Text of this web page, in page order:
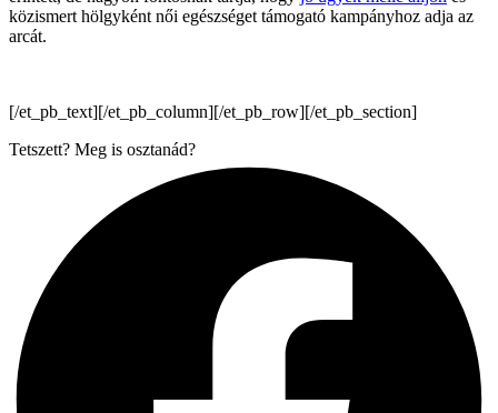
közismert hölgyként női egészséget támogató kampányhoz adja az
arcát.
[/et_pb_text][/et_pb_column][/et_pb_row][/et_pb_section]
Tetszett? Meg is osztanád?